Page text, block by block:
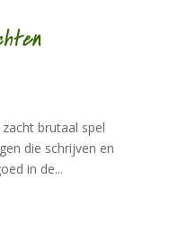
brutaal spel
die schrijven en
in de...